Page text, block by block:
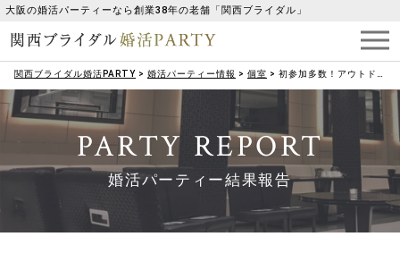
大阪の婚活パーティーなら創業38年の老舗「関西ブライダル」
関西ブライダル婚活PARTY > 婚活パーティー情報 > 個室 > 初参加多数！アウトドア派の30代メイン♡
PARTY REPORT
婚活パーティー結果報告